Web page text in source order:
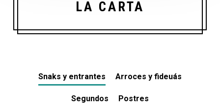
LA CARTA
Snaks y entrantes Arroces y fideuás
Segundos Postres